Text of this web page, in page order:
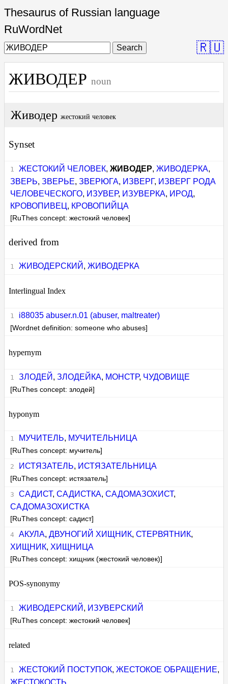
Thesaurus of Russian language
RuWordNet
Search 🇷🇺
ЖИВОДЕР noun
Живодер жестокий человек
Synset
ЖЕСТОКИЙ ЧЕЛОВЕК, ЖИВОДЕР, ЖИВОДЕРКА,
ЗВЕРЬ,ЗВЕРЬЕ,ЗВЕРЮГА, ИЗВЕРГ, ИЗВЕРГ РОДА
ЧЕЛОВЕЧЕСКОГО, ИЗУВЕР, ИЗУВЕРКА, ИРОД,
КРОВОПИВЕЦ , КРОВОПИЙЦА
[RuThes concept: жестокий человек]
derived from
ЖИВОДЕРСКИЙ , ЖИВОДЕРКА
Interlingual Index
i88035 abuser.n.01 (abuser, maltreater)
[Wordnet definition: someone who abuses]
hypernym
ЗЛОДЕЙ , ЗЛОДЕЙКА, МОНСТР, ЧУДОВИЩЕ
[RuThes concept: злодей]
hyponym
МУЧИТЕЛЬ, МУЧИТЕЛЬНИЦА
[RuThes concept: мучитель]
ИСТЯЗАТЕЛЬ, ИСТЯЗАТЕЛЬНИЦА
[RuThes concept: истязатель]
САДИСТ, САДИСТКА, САДОМАЗОХИСТ,
САДОМАЗОХИСТКА
[RuThes concept: садист]
АКУЛА, ДВУНОГИЙ ХИЩНИК, СТЕРВЯТНИК,
ХИЩНИК, ХИЩНИЦА
[RuThes concept: хищник (жестокий человек)]
POS-synonymy
ЖИВОДЕРСКИЙ , ИЗУВЕРСКИЙ
[RuThes concept: жестокий человек]
related
ЖЕСТОКИЙ ПОСТУПОК, ЖЕСТОКОЕ ОБРАЩЕНИЕ,
ЖЕСТОКОСТЬ